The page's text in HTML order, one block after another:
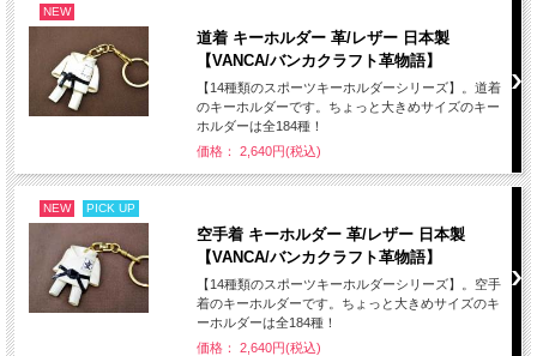
NEW
道着 キーホルダー 革/レザー 日本製
【VANCA/バンカクラフト革物語】
【14種類のスポーツキーホルダーシリーズ】。道着
のキーホルダーです。ちょっと大きめサイズのキー
ホルダーは全184種！
価格： 2,640円(税込)
NEW PICK UP
空手着 キーホルダー 革/レザー 日本製
【VANCA/バンカクラフト革物語】
【14種類のスポーツキーホルダーシリーズ】。空手
着のキーホルダーです。ちょっと大きめサイズのキ
ーホルダーは全184種！
価格： 2,640円(税込)